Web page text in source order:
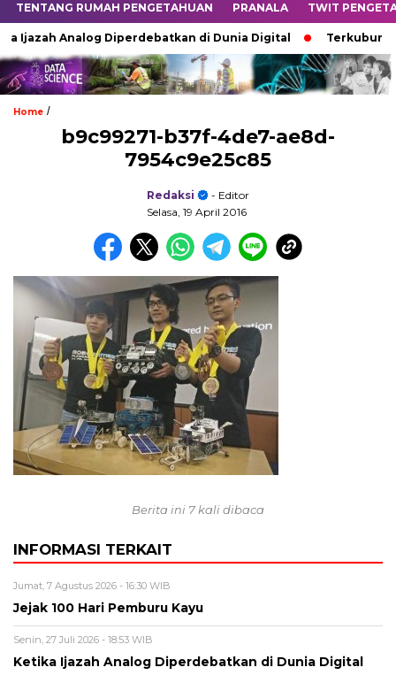
TENTANG RUMAH PENGETAHUAN PRANALA TWIT
Ijazah Analog Diperdebatkan di Dunia Digital Terkubur
Home /
b9c99271-b37f-4de7-ae8d-
7954c9e25c85
Redaksi
- Editor
Selasa, 19 April 2016
Berita ini 7 kali dibaca
INFORMASI TERKAIT
Jumat, 7 Agustus 2026 - 16:30 WIB
Jejak 100 Hari Pemburu Kayu
Senin, 27 Juli 2026 - 18:53 WIB
Ketika Ijazah Analog Diperdebatkan di Dunia Digital